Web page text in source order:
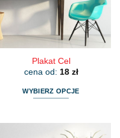
na
stronie
produktu
Plakat Cel
cena od: 18 zł
WYBIERZ OPCJE